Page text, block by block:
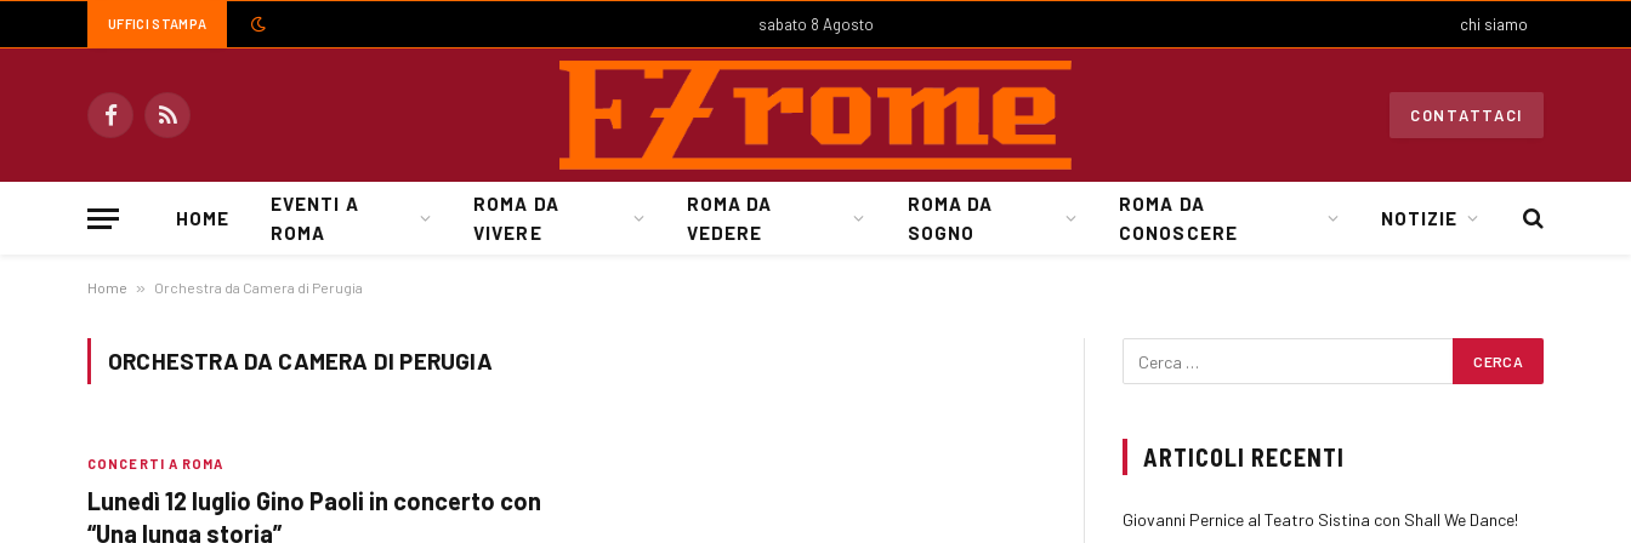
UFFICI STAMPA sabato 8 Agosto chi siamo
FacebookRSS
CONTATTACI
HOME
EVENTI A
ROMA
ROMA DA
VIVERE
ROMA DA
VEDERE
ROMA DA
SOGNO
ROMA DA
CONOSCERE
NOTIZIE
Home » Orchestra da Camera di Perugia
ORCHESTRA DA CAMERA DI PERUGIA
CONCERTI A ROMA
Lunedì 12 luglio Gino Paoli in concerto con
“Una lunga storia”
ARTICOLI RECENTI
Giovanni Pernice al Teatro Sistina con Shall We Dance!